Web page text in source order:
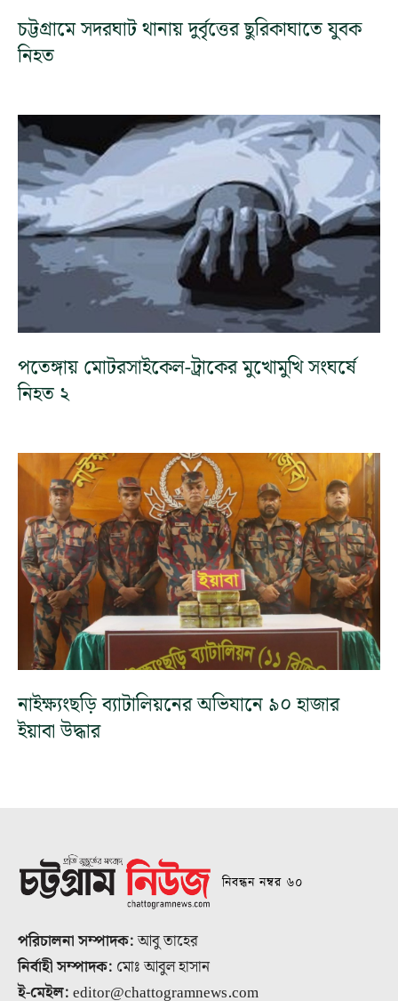
চট্টগ্রামে সদরঘাট থানায় দুর্বৃত্তের ছুরিকাঘাতে যুবক
নিহত
পতেঙ্গায় মোটরসাইকেল-ট্রাকের মুখোমুখি সংঘর্ষে
নিহত ২
নাইক্ষ্যংছড়ি ব্যাটালিয়নের অভিযানে ৯০ হাজার
ইয়াবা উদ্ধার
নিবন্ধন নম্বর ৬০
পরিচালনা সম্পাদক:আবু তাহের
নির্বাহী সম্পাদক: মোঃ আবুল হাসান
ই-মেইল:editor@chattogramnews.com